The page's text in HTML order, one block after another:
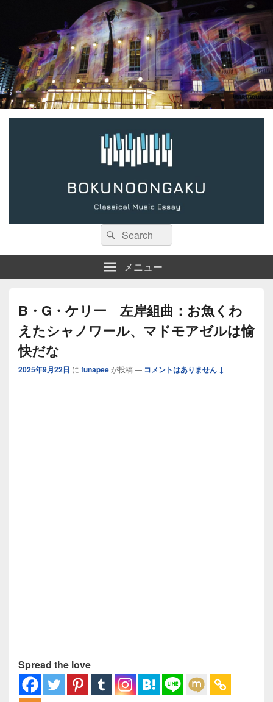
検
索:
検
索
メニュー
B・G・ケリー 左岸組曲：お魚くわ
えたシャノワール、マドモアゼルは愉
快だな
2025年9月22日 に funapeeが投稿 — コメントはありません ↓
Spread the love